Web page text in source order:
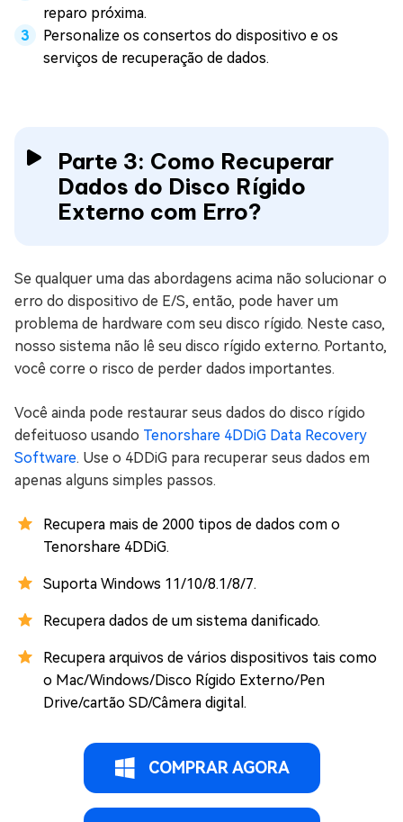
reparo próxima.
Personalize os consertos do dispositivo e os
serviços de recuperação de dados.
Parte 3: Como Recuperar
Dados do Disco Rígido
Externo com Erro?
Se qualquer uma das abordagens acima não solucionar o
erro do dispositivo de E/S, então, pode haver um
problema de hardware com seu disco rígido. Neste caso,
nosso sistema não lê seu disco rígido externo. Portanto,
você corre o risco de perder dados importantes.
Você ainda pode restaurar seus dados do disco rígido
defeituoso usando Tenorshare 4DDiG Data Recovery
Software. Use o 4DDiG para recuperar seus dados em
apenas alguns simples passos.
Recupera mais de 2000 tipos de dados com o
Tenorshare 4DDiG.
Suporta Windows 11/10/8.1/8/7.
Recupera dados de um sistema danificado.
Recupera arquivos de vários dispositivos tais como
o Mac/Windows/Disco Rígido Externo/Pen
Drive/cartão SD/Câmera digital.
COMPRAR AGORA